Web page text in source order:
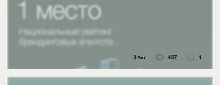
3 Авг 437 1